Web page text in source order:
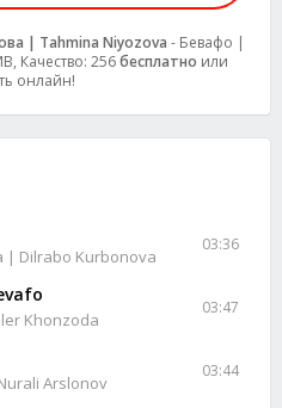
| Tahmina Niyozova - Бевафо |
Качество: 256бесплатно или
онлайн!
| Dilrabo Kurbonova
03:36
Khonzoda
03:47
Arslonov
03:44